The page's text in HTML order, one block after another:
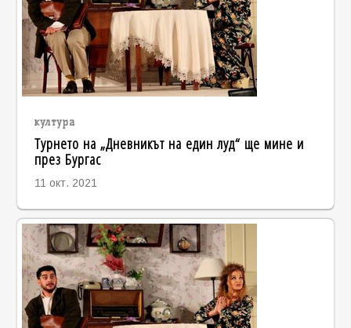
култура
Турнето на „Дневникът на един луд“ ще мине и
през Бургас
11 окт. 2021